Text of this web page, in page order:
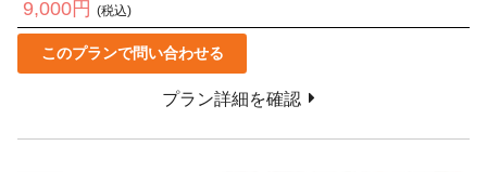
9,000円 (税込)
このプランで問い合わせる
プラン詳細を確認